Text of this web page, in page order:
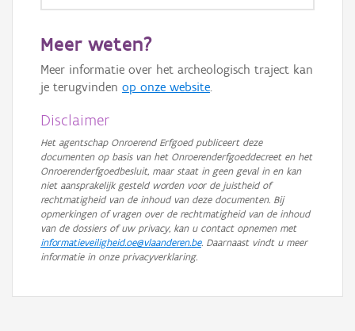
Meer weten?
Meer informatie over het archeologisch traject kan
je terugvinden op onze website.
Disclaimer
Het agentschap Onroerend Erfgoed publiceert deze
documenten op basis van het Onroerenderfgoeddecreet en het
Onroerenderfgoedbesluit, maar staat in geen geval in en kan
niet aansprakelijk gesteld worden voor de juistheid of
rechtmatigheid van de inhoud van deze documenten. Bij
opmerkingen of vragen over de rechtmatigheid van de inhoud
van de dossiers of uw privacy, kan u contact opnemen met
informatieveiligheid.oe@vlaanderen.be. Daarnaast vindt u meer
informatie in onze privacyverklaring.